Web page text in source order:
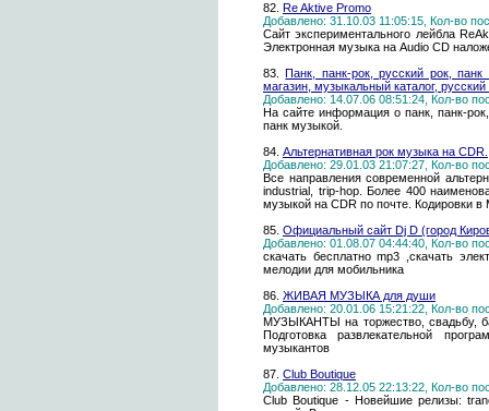
82. Re Aktive Promo
Добавлено: 31.10.03 11:05:15, Кол-во
Сайт экспериментального лейбла
Электронная музыка на Audio CD
83.Панк, панк-рок, русский рок,
магазин, музыкальный каталог, русский
Добавлено: 14.07.06 08:51:24, Кол-во
На сайте информация о панк, панк-
панк музыкой.
84. Альтернативная рок музыка на CDR.
Добавлено: 29.01.03 21:07:27, Кол-во
Все направления современной
industrial, trip-hop. Более 400
музыкой на CDR по почте. Кодировки в
85. Официальный сайт Dj D (город
Добавлено: 01.08.07 04:44:40, Кол-во
скачать бесплатно mp3 ,скачать
мелодии для мобильника
86. ЖИВАЯ МУЗЫКА для души
Добавлено: 20.01.06 15:21:22, Кол-во
МУЗЫКАНТЫ на торжество, свадьбу,
Подготовка развлекательной
музыкантов
87. Club Boutique
Добавлено: 28.12.05 22:13:22, Кол-во
Club Boutique - Новейшие релизы: